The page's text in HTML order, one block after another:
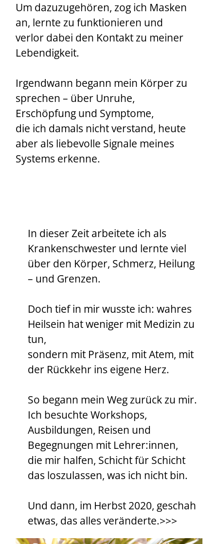
Um dazuzugehören, zog ich Masken
an, lernte zu funktionieren und
verlor dabei den Kontakt zu meiner
Lebendigkeit.
Irgendwann begann mein Körper zu
sprechen – über Unruhe,
Erschöpfung und Symptome,
die ich damals nicht verstand, heute
aber als liebevolle Signale meines
Systems erkenne.
In dieser Zeit arbeitete ich als
Krankenschwester und lernte viel
über den Körper, Schmerz, Heilung
– und Grenzen.
Doch tief in mir wusste ich: wahres
Heilsein hat weniger mit Medizin zu
tun,
sondern mit Präsenz, mit Atem, mit
der Rückkehr ins eigene Herz.
So begann mein Weg zurück zu mir.
Ich besuchte Workshops,
Ausbildungen, Reisen und
Begegnungen mit Lehrer:innen,
die mir halfen, Schicht für Schicht
das loszulassen, was ich nicht bin.
Und dann, im Herbst 2020, geschah
etwas, das alles veränderte.>>>